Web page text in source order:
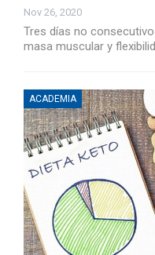
Nov 26, 2020
Tres días no
masa muscular y
ACADEMIA